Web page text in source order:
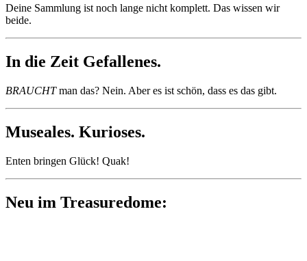
Deine Sammlung ist noch lange nicht komplett. Das wissen wir
beide.
In die Zeit Gefallenes.
BRAUCHTman das? Nein. Aber es ist schön, dass es das gibt.
Museales. Kurioses.
Enten bringen Glück! Quak!
Neu im Treasuredome: